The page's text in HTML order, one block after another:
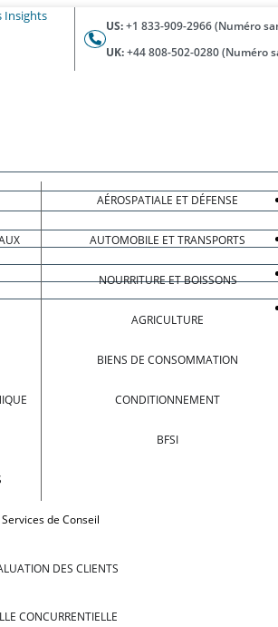
US:+1 833-909-2966 (Numéro
UK:+44 808-502-0280 (Numéro
AÉROSPATIALE ET DÉFENSE
AUTOMOBILE ET TRANSPORTS
NOURRITURE ET BOISSONS
AGRICULTURE
BIENS DE CONSOMMATION
CONDITIONNEMENT
BFSI
Services de Conseil
DES CLIENTS
CONCURRENTIELLE